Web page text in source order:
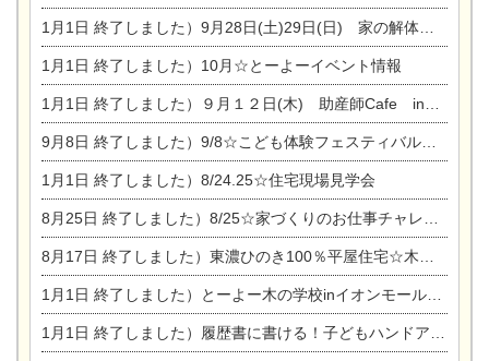
1月1日 終了しました）9月28日(土)29日(日) 家の解体なんでも相談会
1月1日 終了しました）10月☆とーよーイベント情報
1月1日 終了しました）９月１２日(木) 助産師Cafe in東陽住建
9月8日 終了しました）9/8☆こども体験フェスティバル☆一宮市民会館
1月1日 終了しました）8/24.25☆住宅現場見学会
8月25日 終了しました）8/25☆家づくりのお仕事チャレンジ
8月17日 終了しました）東濃ひのき100％平屋住宅☆木の家完成見学会
1月1日 終了しました）とーよー木の学校inイオンモール木曽川
1月1日 終了しました）履歴書に書ける！子どもハンドアロマ講座☆